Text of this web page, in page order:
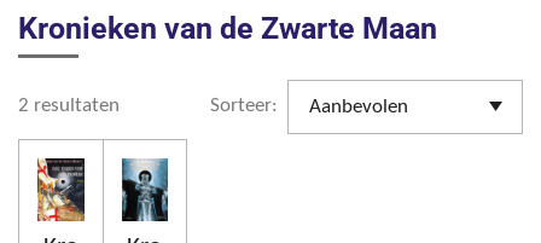
Kronieken van de Zwarte Maan
2 resultaten Sorteer: